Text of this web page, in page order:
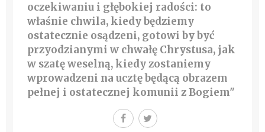
oczekiwaniu i głębokiej radości: to
właśnie chwila, kiedy będziemy
ostatecznie osądzeni, gotowi by być
przyodzianymi w chwałę Chrystusa, jak
w szatę weselną, kiedy zostaniemy
wprowadzeni na ucztę będącą obrazem
pełnej i ostatecznej komunii z Bogiem"